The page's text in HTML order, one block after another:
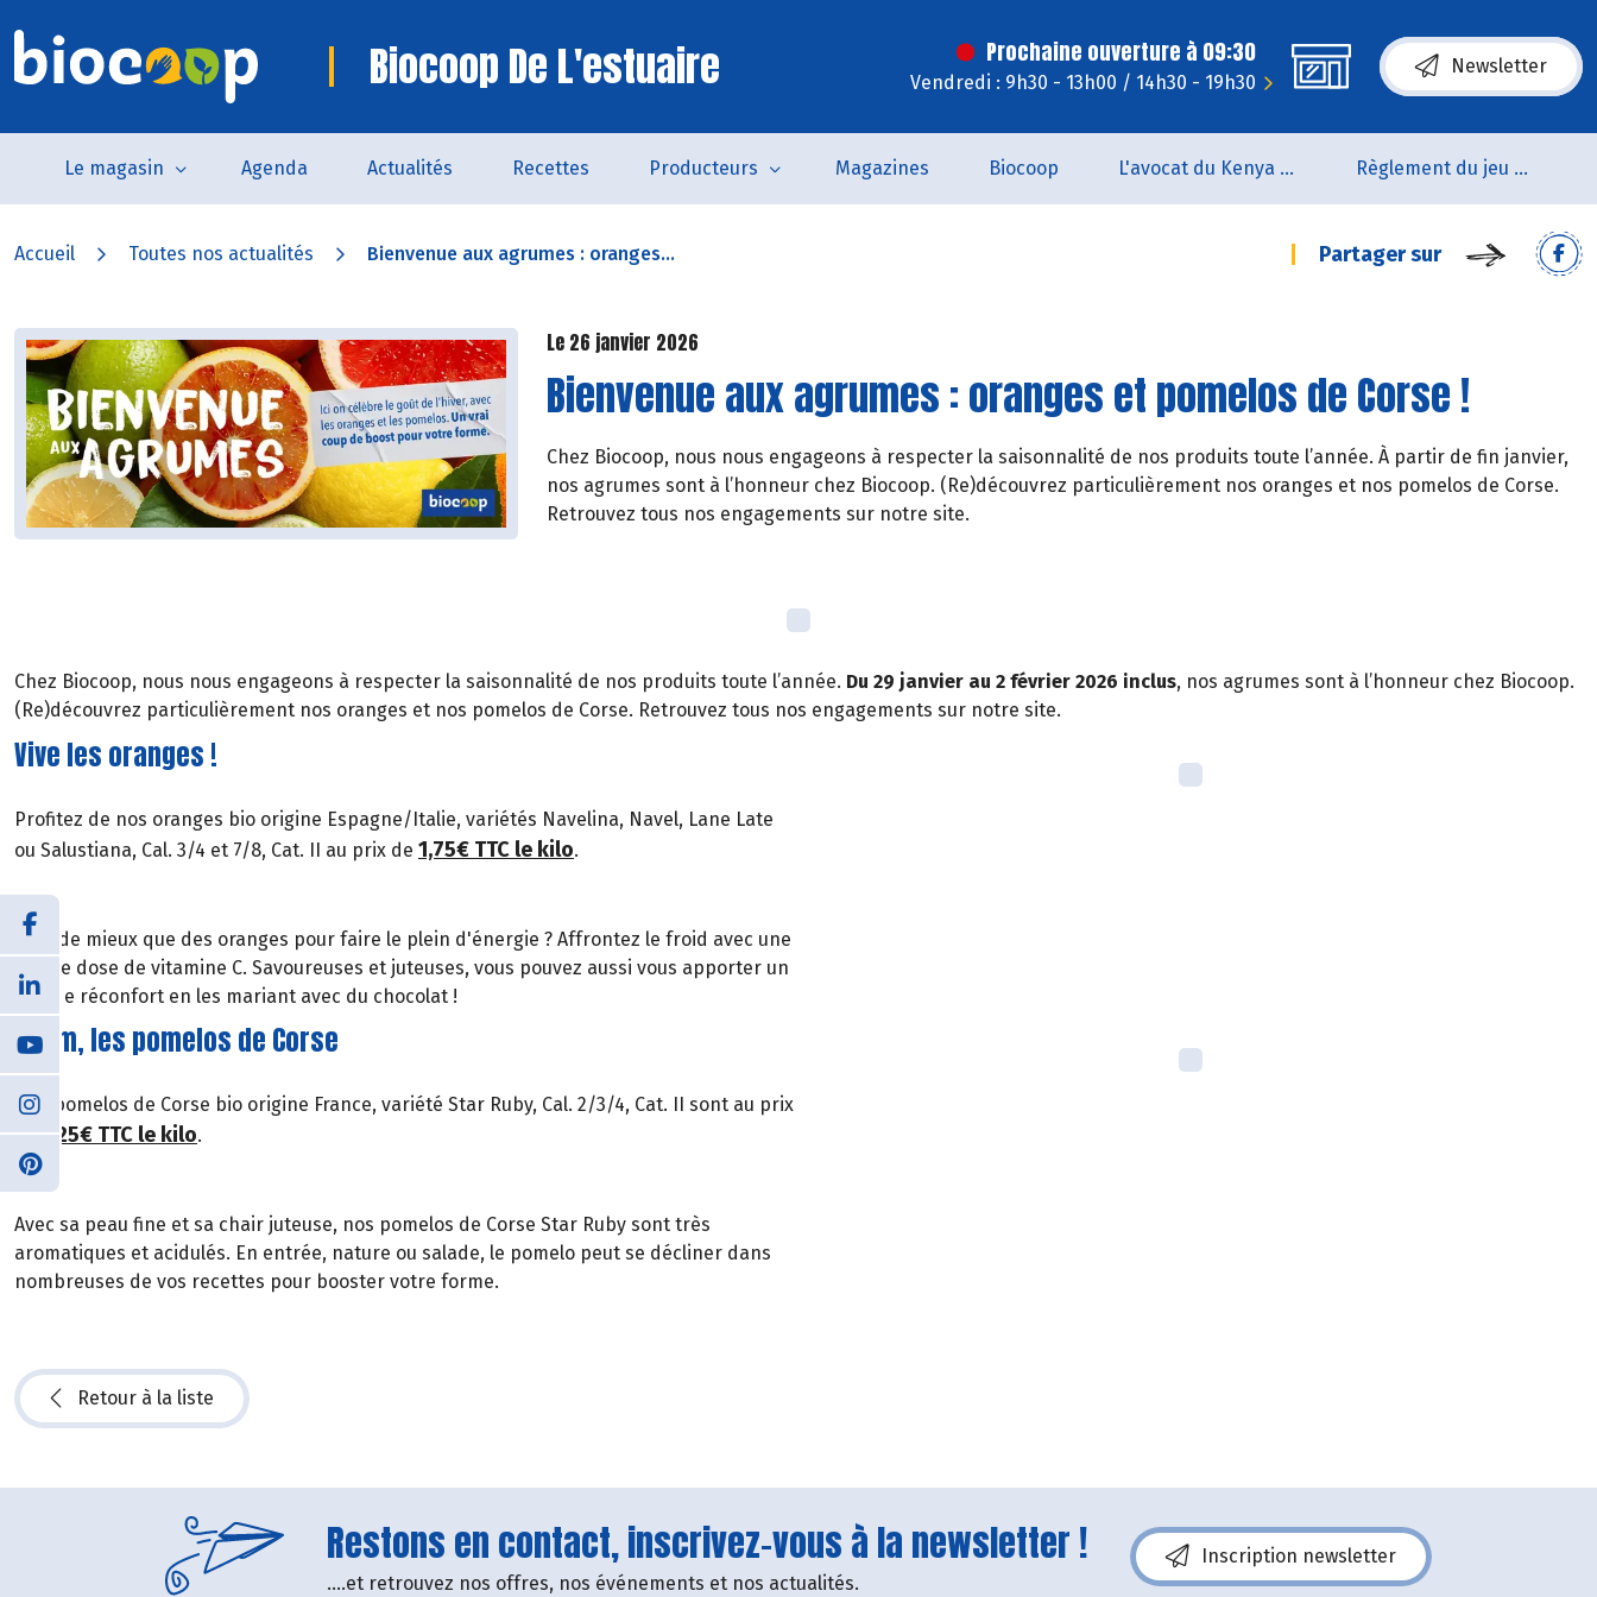
Biocoop De L'estuaire Prochaine ouverture à 09:30
Vendredi : 9h30 - 13h00 / 14h30 - 19h30
Newsletter
Le magasin Agenda Actualités Recettes Producteurs Magazines Biocoop L'avocat du Kenya arrive en rayon !! Règlement du jeu concours Anniversaire BIOCOOP de L’estuaire
Accueil Toutes nos actualités Bienvenue aux agrumes : oranges... Partager sur
Le 26 janvier 2026
Bienvenue aux agrumes : oranges et pomelos de Corse !
Chez Biocoop, nous nous engageons à respecter la saisonnalité de nos produits toute l’année. À partir de fin janvier,
nos agrumes sont à l’honneur chez Biocoop. (Re)découvrez particulièrement nos oranges et nos pomelos de Corse.
Retrouvez tous nos engagements sur notre site.
Chez Biocoop, nous nous engageons à respecter la saisonnalité de nos produits toute l’année. Du 29 janvier au 2 février 2026 inclus, nos agrumes sont à l’honneur chez Biocoop.
(Re)découvrez particulièrement nos oranges et nos pomelos de Corse. Retrouvez tous nos engagements sur notre site.
Vive les oranges !
Profitez de nos oranges bio origine Espagne/Italie, variétés Navelina, Navel, Lane Late
ou Salustiana, Cal. 3/4 et 7/8, Cat. II au prix de 1,75€ TTC le kilo.
Quoi de mieux que des oranges pour faire le plein d'énergie ? Affrontez le froid avec une
bonne dose de vitamine C. Savoureuses et juteuses, vous pouvez aussi vous apporter un
peu de réconfort en les mariant avec du chocolat !
Miam, les pomelos de Corse
Nos pomelos de Corse bio origine France, variété Star Ruby, Cal. 2/3/4, Cat. II sont au prix
de1,25€ TTC le kilo.
Avec sa peau fine et sa chair juteuse, nos pomelos de Corse Star Ruby sont très
aromatiques et acidulés. En entrée, nature ou salade, le pomelo peut se décliner dans
nombreuses de vos recettes pour booster votre forme.
Retour à la liste
Restons en contact, inscrivez-vous à la newsletter !
....et retrouvez nos offres, nos événements et nos actualités.
Inscription newsletter